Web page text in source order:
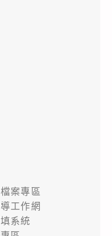
案專區
工作網
系統